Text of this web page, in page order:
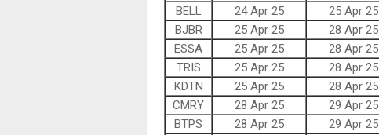
BELL
24 Apr 25 25 Apr 25
BJBR
25 Apr 25 28 Apr 25
ESSA
25 Apr 25 28 Apr 25
TRIS
25 Apr 25 28 Apr 25
KDTN
25 Apr 25 28 Apr 25
CMRY
28 Apr 25 29 Apr 25
BTPS
28 Apr 25 29 Apr 25